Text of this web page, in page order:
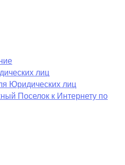
лиц
Юридических лиц
Поселок к Интернету по